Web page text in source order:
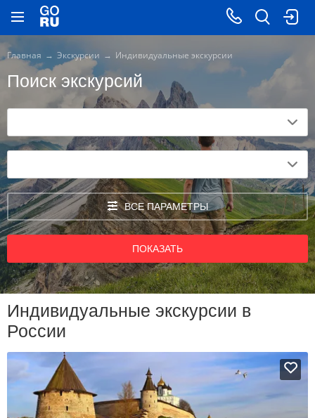
Главная Экскурсии Индивидуальные экскурсии
Поиск экскурсий
ВСЕ ПАРАМЕТРЫ
ПОКАЗАТЬ
Индивидуальные экскурсии в
России